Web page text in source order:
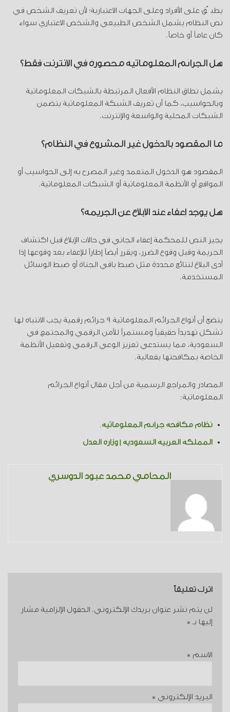
يطبّق على الأفراد وعلى الجهات الاعتبارية؛ لأن تعريف الشخص في
نص النظام يشمل الشخص الطبيعي والشخص الاعتباري سواء
كان عاماً أو خاصاً.
هل الجرائم المعلوماتية محصورة في الإنترنت فقط؟
يشمل نطاق النظام الأفعال المرتبطة بالشبكات المعلوماتية
وبالحواسيب، كما أن تعريف الشبكة المعلوماتية يتضمن
الشبكات المحلية والواسعة والإنترنت.
ما المقصود بالدخول غير المشروع في النظام؟
المقصود هو الدخول المتعمد وغير المصرح به إلى الحواسيب أو
المواقع أو الأنظمة المعلوماتية أو الشبكات المعلوماتية.
هل يوجد إعفاء عند الإبلاغ عن الجريمة؟
يجيز النص للمحكمة إعفاء الجاني في حالات الإبلاغ قبل اكتشاف
الجريمة وقبل وقوع الضرر، ويقرر أيضاً إطاراً للإعفاء بعد وقوعها إذا
أدى البلاغ لنتائج محددة مثل ضبط باقي الجناة أو ضبط الوسائل
المستخدمة.
يتضح أن أنواع الجرائم المعلوماتية 9 جرائم رقمية يجب الانتباه لها
تشكل تهديداً حقيقياً ومستمراً للأمن الرقمي والمجتمع في
السعودية، مما يستدعي تعزيز الوعي الرقمي وتفعيل الأنظمة
الخاصة بمكافحتها بفعالية.
المصادر والمراجع الرسمية من أجل مقال أنواع الجرائم
المعلوماتية:
نظام مكافحة جرائم المعلوماتية.
المملكة العربية السعودية | وزارة العدل
المحامي محمد عبود الدوسري
اترك تعليقاً
لن يتم نشر عنوان بريدك الإلكتروني. الحقول الإلزامية مشار
إليها بـ *
الاسم *
البريد الإلكتروني *